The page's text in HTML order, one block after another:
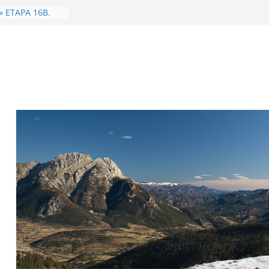
2026. Dones
l’Àliga) 1315m
Sant
Coll de
– Camprodon